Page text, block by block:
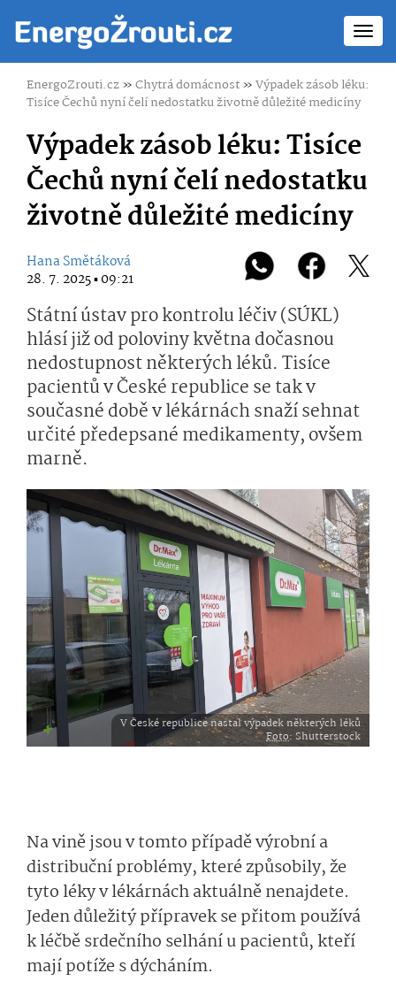
EnergoZrouti.cz»Chytrá domácnost»Výpadek zásob léku:
Tisíce Čechů nyní čelí nedostatku životně důležité medicíny
Výpadek zásob léku: Tisíce
Čechů nyní čelí nedostatku
životně důležité medicíny
Hana Smětáková
28. 7. 2025 ▪ 09:21
Státní ústav pro kontrolu léčiv (SÚKL)
hlásí již od poloviny května dočasnou
nedostupnost některých léků. Tisíce
pacientů v České republice se tak v
současné době v lékárnách snaží sehnat
určité předepsané medikamenty, ovšem
marně.
V České republice nastal výpadek některých léků
Foto: Shutterstock
Na vině jsou v tomto případě výrobní a
distribuční problémy, které způsobily, že
tyto léky v lékárnách aktuálně nenajdete.
Jeden důležitý přípravek se přitom používá
k léčbě srdečního selhání u pacientů, kteří
mají potíže s dýcháním.